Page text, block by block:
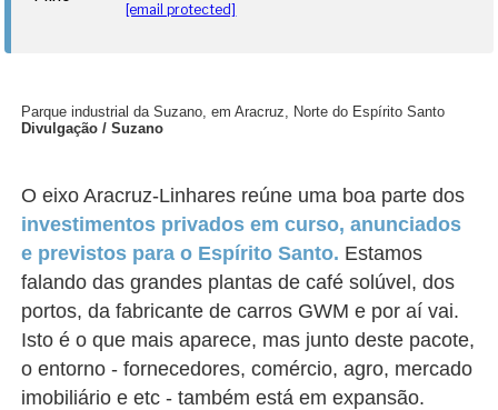
[email protected]
Parque industrial da Suzano, em Aracruz, Norte do Espírito Santo
Divulgação / Suzano
O eixo Aracruz-Linhares reúne uma boa parte dos
investimentos privados em curso, anunciados
e previstos para o Espírito Santo. Estamos
falando das grandes plantas de café solúvel, dos
portos, da fabricante de carros GWM e por aí vai.
Isto é o que mais aparece, mas junto deste pacote,
o entorno - fornecedores, comércio, agro, mercado
imobiliário e etc - também está em expansão.